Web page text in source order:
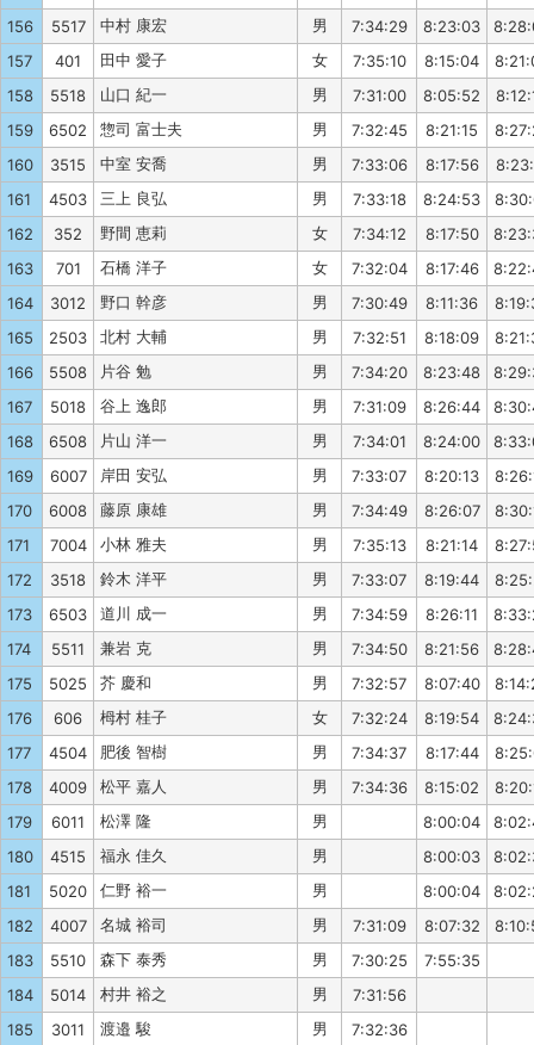
156
5517 中村 康宏 男 7:34:29 8:23:03
157
401 田中 愛子 女 7:35:10 8:15:04
158
5518 山口 紀一 男 7:31:00 8:05:52
159
6502 惣司 富士夫 男 7:32:45 8:21:15
160
3515 中室 安喬 男 7:33:06 8:17:56
161
4503 三上 良弘 男 7:33:18 8:24:53
162
352 野間 恵莉 女 7:34:12 8:17:50
163
701 石橋 洋子 女 7:32:04 8:17:46
164
3012 野口 幹彦 男 7:30:49 8:11:36
165
2503 北村 大輔 男 7:32:51 8:18:09
166
5508 片谷 勉 男 7:34:20 8:23:48
167
5018 谷上 逸郎 男 7:31:09 8:26:44
168
6508 片山 洋一 男 7:34:01 8:24:00
169
6007 岸田 安弘 男 7:33:07 8:20:13
170
6008 藤原 康雄 男 7:34:49 8:26:07
171
7004 小林 雅夫 男 7:35:13 8:21:14
172
3518 鈴木 洋平 男 7:33:07 8:19:44
173
6503 道川 成一 男 7:34:59 8:26:11
174
5511 兼岩 克 男 7:34:50 8:21:56
175
5025 芥 慶和 男 7:32:57 8:07:40
176
606 栂村 桂子 女 7:32:24 8:19:54
177
4504 肥後 智樹 男 7:34:37 8:17:44
178
4009 松平 嘉人 男 7:34:36 8:15:02
179
6011 松澤 隆 男 8:00:04
180
4515 福永 佳久 男 8:00:03
181
5020 仁野 裕一 男 8:00:04
182
4007 名城 裕司 男 7:31:09 8:07:32
183
5510 森下 泰秀 男 7:30:25
7:55:35
184
5014 村井 裕之 男
7:31:56
185
3011 渡邉 駿 男
7:32:36